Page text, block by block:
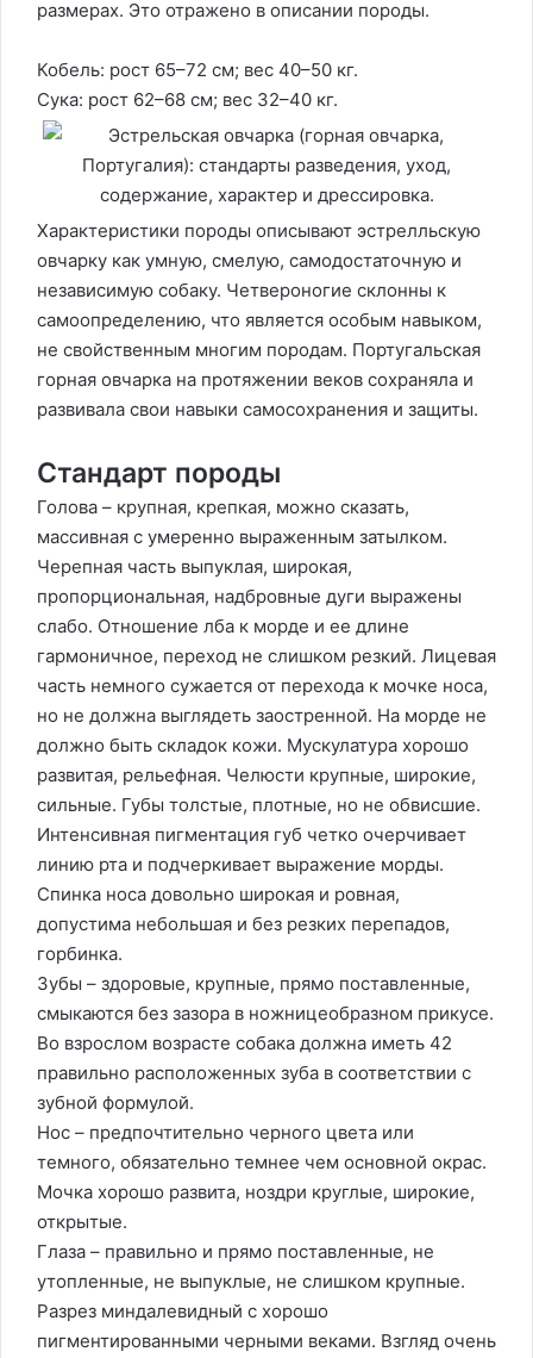
размерах. Это отражено в описании породы.
Кобель: рост 65–72 см; вес 40–50 кг.
Сука: рост 62–68 см; вес 32–40 кг.
Характеристики породы описывают эстрелльскую
овчарку как умную, смелую, самодостаточную и
независимую собаку. Четвероногие склонны к
самоопределению, что является особым навыком,
не свойственным многим породам. Португальская
горная овчарка на протяжении веков сохраняла и
развивала свои навыки самосохранения и защиты.
Стандарт породы
Голова – крупная, крепкая, можно сказать,
массивная с умеренно выраженным затылком.
Черепная часть выпуклая, широкая,
пропорциональная, надбровные дуги выражены
слабо. Отношение лба к морде и ее длине
гармоничное, переход не слишком резкий. Лицевая
часть немного сужается от перехода к мочке носа,
но не должна выглядеть заостренной. На морде не
должно быть складок кожи. Мускулатура хорошо
развитая, рельефная. Челюсти крупные, широкие,
сильные. Губы толстые, плотные, но не обвисшие.
Интенсивная пигментация губ четко очерчивает
линию рта и подчеркивает выражение морды.
Спинка носа довольно широкая и ровная,
допустима небольшая и без резких перепадов,
горбинка.
Зубы – здоровые, крупные, прямо поставленные,
смыкаются без зазора в ножницеобразном прикусе.
Во взрослом возрасте собака должна иметь 42
правильно расположенных зуба в соответствии с
зубной формулой.
Нос – предпочтительно черного цвета или
темного, обязательно темнее чем основной окрас.
Мочка хорошо развита, ноздри круглые, широкие,
открытые.
Глаза – правильно и прямо поставленные, не
утопленные, не выпуклые, не слишком крупные.
Разрез миндалевидный с хорошо
пигментированными черными веками. Взгляд очень